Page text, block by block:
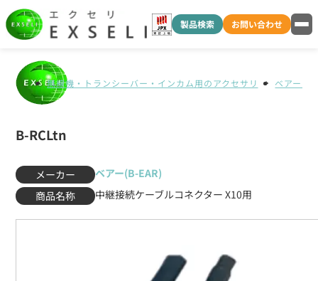
製品検索 お問い合わせ
無線機・トランシーバー・インカム用のアクセサリ ベアー(B-
B-RCLtn
メーカー
ベアー(B-EAR)
商品名称
中継接続ケーブルコネクター X10用